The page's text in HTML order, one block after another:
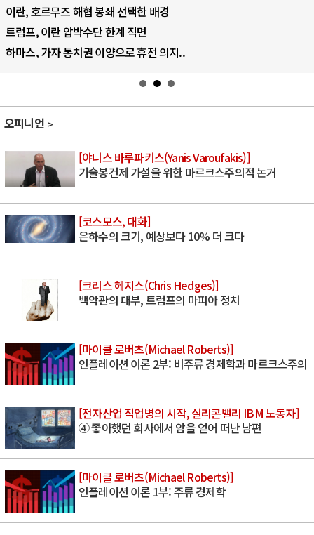
이란, 호르무즈 해협 봉쇄 선택한 배경
트럼프, 이란 압박수단 한계 직면
하마스, 가자 통치권 이양으로 휴전 의지..
오피니언
[야니스 바루파키스(Yanis Varoufakis)]
기술봉건제 가설을 위한 마르크스주의적 논거
[코스모스, 대화]
은하수의 크기, 예상보다 10% 더 크다
[크리스 헤지스(Chris Hedges)]
백악관의 대부, 트럼프의 마피아 정치
[마이클 로버츠(Michael Roberts)]
인플레이션 이론 2부: 비주류 경제학과 마르크스주의
[전자산업 직업병의 시작, 실리콘밸리 IBM 노동자]
④ 좋아했던 회사에서 암을 얻어 떠난 남편
[마이클 로버츠(Michael Roberts)]
인플레이션 이론 1부: 주류 경제학